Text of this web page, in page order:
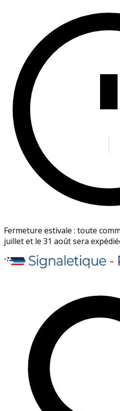
Fermeture estivale : toute
juillet et le 31 août sera